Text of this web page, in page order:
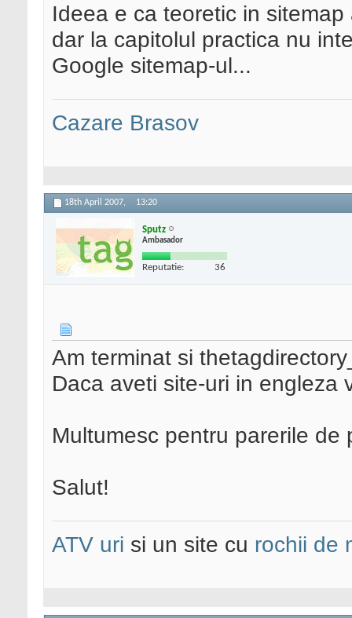
Ideea e ca teoretic in
dar la capitolul practica nu
Google sitemap-ul...
Cazare Brasov
18th April 2007, 13:20
Sputz
Ambasador
Reputatie: 36
Am terminat si
Daca aveti site-uri in engleza
Multumesc pentru parerile de
Salut!
ATV uri si un site cu rochii de